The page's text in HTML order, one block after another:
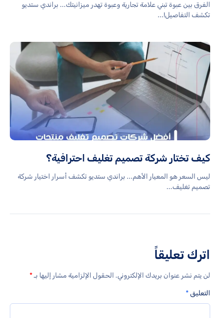
الفرق بين عبوة تبني علامة تجارية وعبوة تهدر ميزانيتك... براندي ستديو
تكشف التفاصيل!...
كيف تختار شركة تصميم تغليف احترافية؟
ليس السعر هو المعيار الأهم... براندي ستديو تكشف أسرار اختيار شركة
تصميم تغليف...
اترك تعليقاً
لن يتم نشر عنوان بريدك الإلكتروني. الحقول الإلزامية مشار إليها بـ*
التعليق*